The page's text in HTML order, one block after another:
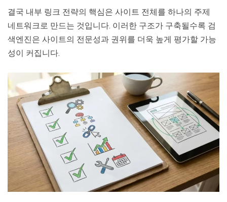
결국 내부 링크 전략의 핵심은 사이트 전체를 하나의 주제
네트워크로 만드는 것입니다. 이러한 구조가 구축될수록 검
색엔진은 사이트의 전문성과 권위를 더욱 높게 평가할 가능
성이 커집니다.